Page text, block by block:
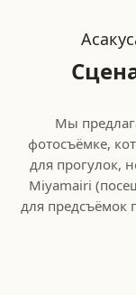
Мы
фотосъёмке,
для прогулок,
Miyamairi
для предсъёмок